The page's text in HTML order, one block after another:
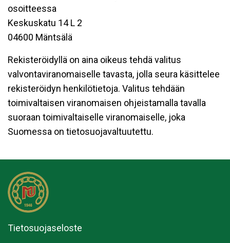
osoitteessa
Keskuskatu 14 L 2
04600 Mäntsälä
Rekisteröidyllä on aina oikeus tehdä valitus
valvontaviranomaiselle tavasta, jolla seura käsittelee
rekisteröidyn henkilötietoja. Valitus tehdään
toimivaltaisen viranomaisen ohjeistamalla tavalla
suoraan toimivaltaiselle viranomaiselle, joka
Suomessa on tietosuojavaltuutettu.
Tietosuojaseloste